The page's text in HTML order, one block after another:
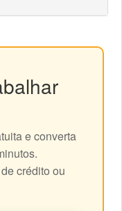
e converta
crédito ou